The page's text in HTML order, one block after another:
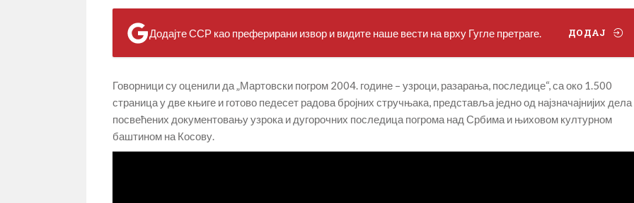
Додајте ССР као преферирани извор и видите наше вести на врху Гугле претраге. ДОДАЈ
Говорници су оценили да „Мартовски погром 2004. године – узроци, разарања, последице“, са око 1.500
страница у две књиге и готово педесет радова бројних стручњака, представља једно од најзначајнијих дела
посвећених документовању узрока и дугорочних последица погрома над Србима и њиховом културном
баштином на Косову.